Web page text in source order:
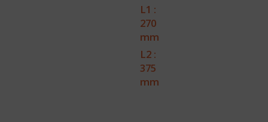
L1 :
270
mm
L2 :
375
mm